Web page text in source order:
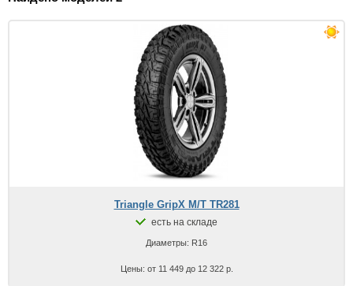
Triangle GripX M/T TR281
есть на складе
Диаметры: R16
Цены: от 11 449 до 12 322 р.